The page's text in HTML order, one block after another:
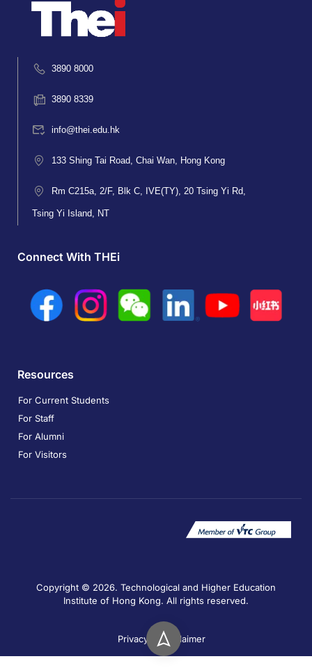
3890 8000
3890 8339
info@thei.edu.hk
133 Shing Tai Road, Chai Wan, Hong Kong
Rm C215a, 2/F, Blk C, IVE(TY), 20 Tsing Yi Rd,
Tsing Yi Island, NT
Connect With THEi
Resources
For Current Students
For Staff
For Alumni
For Visitors
Copyright © 2026. Technological and Higher Education
Institute of Hong Kong. All rights reserved.
Privacy Disclaimer